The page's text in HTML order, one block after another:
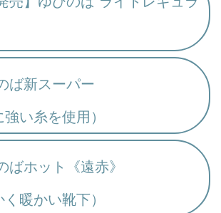
ば新スーパー
糸を使用）
ばホット《遠赤》
かい靴下）